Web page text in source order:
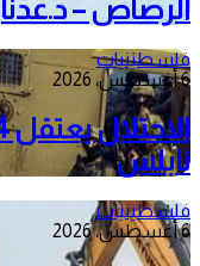
الرصاص –
فلسطينيات
6 أغسطس، 2026
نابلس
فلسطينيات
6 أغسطس، 2026